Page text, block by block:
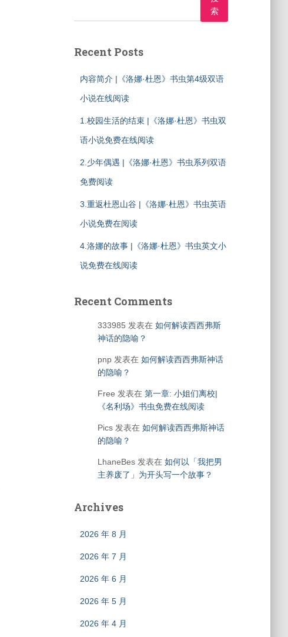
索
Recent Posts
内容简介 |《洛娜·杜恩》书虫第4级双语
小说在线阅读
1.校园生活的结束 |《洛娜·杜恩》书虫双
语小说免费在线阅读
2.少年偶遇 |《洛娜·杜恩》书虫系列双语
免费阅读
3.重返杜恩山谷 |《洛娜·杜恩》书虫英语
小说免费在阅读
4.洛娜的故事 |《洛娜·杜恩》书虫英文小
说免费在线阅读
Recent Comments
333985 发表在 如何解读西西弗斯
神话的隐喻？
pnp发表在 如何解读西西弗斯神话
的隐喻？
Free 发表在 第一章: 小姐们离校|
《名利场》书虫免费在线阅读
Pics发表在 如何解读西西弗斯神话
的隐喻？
LhaneBes发表在 如何以「我把男
主养废了」为开头写一个故事？
Archives
2026 年 8 月
2026 年 7 月
2026 年 6 月
2026 年 5 月
2026 年 4 月